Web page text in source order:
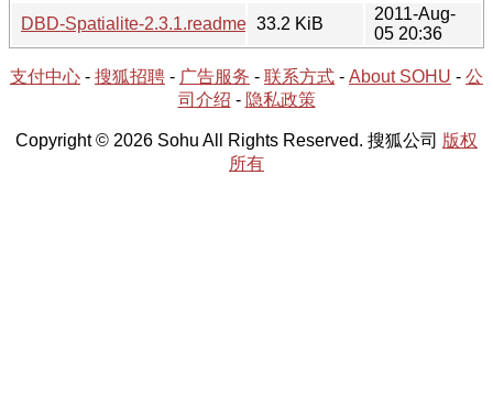
DBD-Spatialite-2.3.1.readme 33.2 KiB
2011-Aug-
05 20:36
支付中心 - 搜狐招聘 - 广告服务 - 联系方式 - About SOHU - 公
司介绍 - 隐私政策
Copyright © 2026 Sohu All Rights Reserved. 搜狐公司 版权
所有